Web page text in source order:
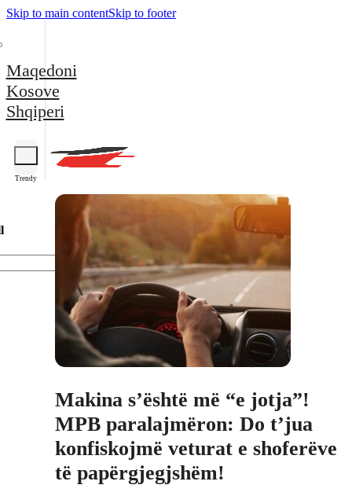
Skip to main contentSkip to footer
Maqedoni
Kosove
Shqiperi
Trendy
Makina s’është më “e jotja”!
MPB paralajmëron: Do t’jua
konfiskojmë veturat e shoferëve
të papërgjegjshëm!